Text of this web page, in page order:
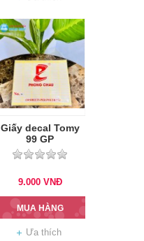
Giấy decal Tomy
99 GP
9.000 VNĐ
MUA HÀNG
Ưa thích